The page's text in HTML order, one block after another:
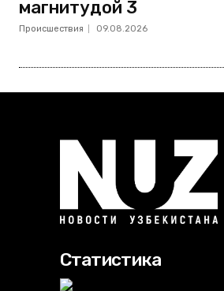
магнитудой 3
Происшествия 09.08.2026
Статистика